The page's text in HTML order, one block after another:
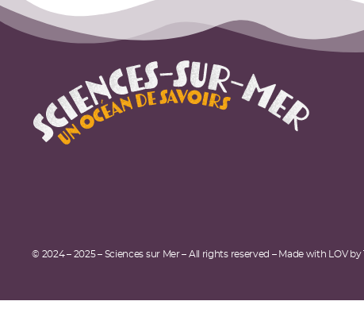
© 2024 – 2025 – Sciences sur Mer – All rights reserved – Made with LOV by